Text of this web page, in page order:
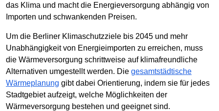
das Klima und macht die Energieversorgung abhängig von
Importen und schwankenden Preisen.
Um die Berliner Klimaschutzziele bis 2045 und mehr
Unabhängigkeit von Energieimporten zu erreichen, muss
die Wärmeversorgung schrittweise auf klimafreundliche
Alternativen umgestellt werden. Die gesamtstädtische
Wärmeplanung gibt dabei Orientierung, indem sie für jedes
Stadtgebiet aufzeigt, welche Möglichkeiten der
Wärmeversorgung bestehen und geeignet sind.